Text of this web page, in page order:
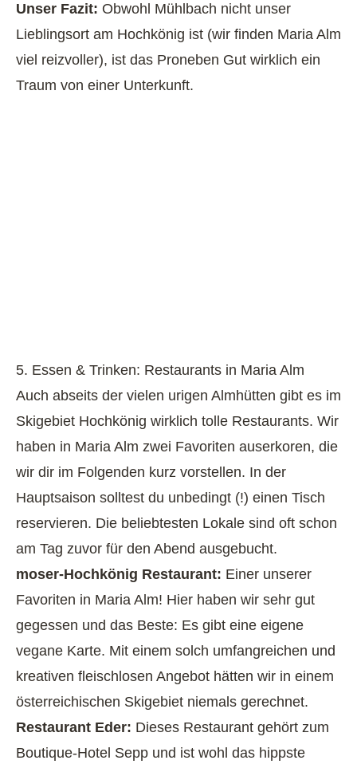
Unser Fazit: Obwohl Mühlbach nicht unser
Lieblingsort am Hochkönig ist (wir finden Maria Alm
viel reizvoller), ist das Proneben Gut wirklich ein
Traum von einer Unterkunft.
5. Essen & Trinken: Restaurants in Maria Alm
Auch abseits der vielen urigen Almhütten gibt es im
Skigebiet Hochkönig wirklich tolle Restaurants. Wir
haben in Maria Alm zwei Favoriten auserkoren, die
wir dir im Folgenden kurz vorstellen. In der
Hauptsaison solltest du unbedingt (!) einen Tisch
reservieren. Die beliebtesten Lokale sind oft schon
am Tag zuvor für den Abend ausgebucht.
moser-Hochkönig Restaurant: Einer unserer
Favoriten in Maria Alm! Hier haben wir sehr gut
gegessen und das Beste: Es gibt eine eigene
vegane Karte. Mit einem solch umfangreichen und
kreativen fleischlosen Angebot hätten wir in einem
österreichischen Skigebiet niemals gerechnet.
Restaurant Eder: Dieses Restaurant gehört zum
Boutique-Hotel Sepp und ist wohl das hippste